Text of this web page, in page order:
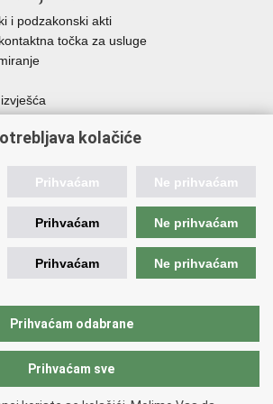
i podzakonski akti
točka za usluge
kolačiće
Prihvaćam Ne prihvaćam
Prihvaćam Ne prihvaćam
Prihvaćam Ne prihvaćam
Prihvaćam odabrane
Prihvaćam sve